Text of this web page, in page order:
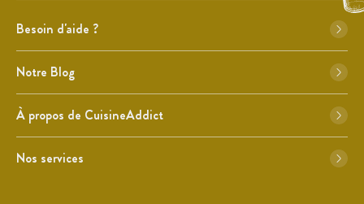
Besoin d'aide ?
Notre Blog
À propos de CuisineAddict
Nos services